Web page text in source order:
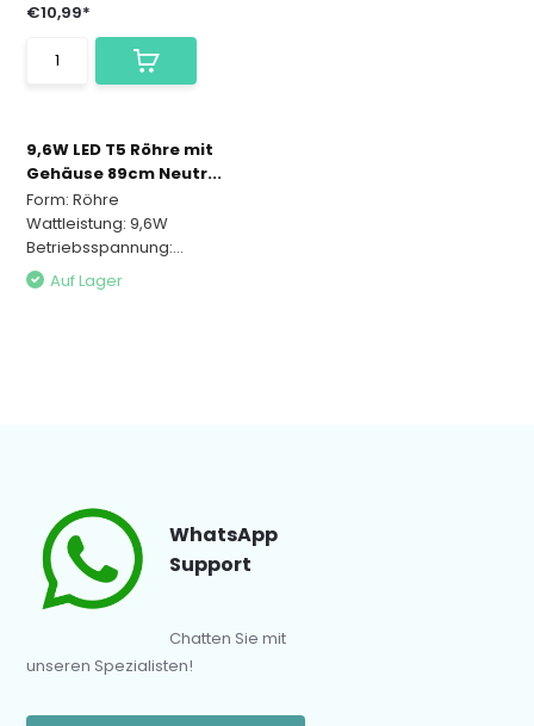
€10,99*
9,6W LED T5 Röhre mit
Gehäuse 89cm Neutr...
Form: Röhre
Wattleistung: 9,6W
Betriebsspannung:...
Auf Lager
WhatsApp
Support
Chatten Sie mit
unseren Spezialisten!